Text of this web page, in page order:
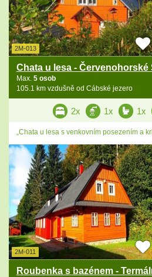
2M-013
Chata u lesa - Červenohorské
Max. 5 osob
105.1 km vzdušně od Cábské jezero
2x 1x 1x
„Chata u lesa s venkovním posezením a
2M-011
Roubenka s bazénem -